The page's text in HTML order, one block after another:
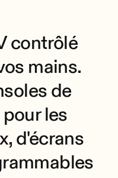
contrôlé
mains.
de
les
d'écrans